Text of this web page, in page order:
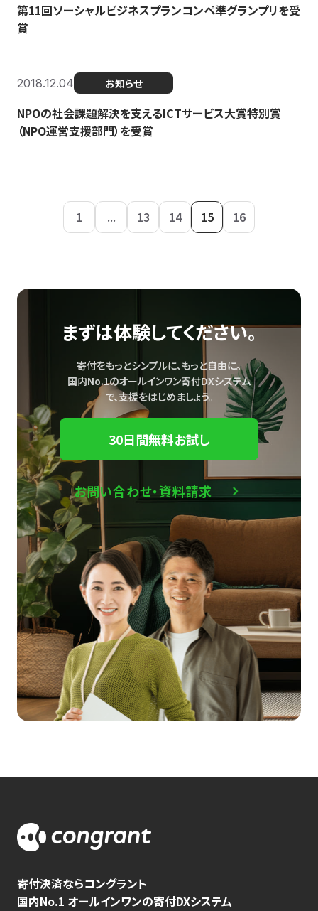
第11回ソーシャルビジネスプランコンペ準グランプリを受
賞
2018.12.04 お知らせ
NPOの社会課題解決を支えるICTサービス大賞特別賞
（NPO運営支援部門）を受賞
1 ... 13 14 15 16
まずは体験してください。
寄付をもっとシンプルに、もっと自由に。
国内No.1のオールインワン寄付DXシステム
で、支援をはじめましょう。
30日間無料お試し
お問い合わせ・資料請求
寄付決済ならコングラント
国内No.1 オールインワンの寄付DXシステム